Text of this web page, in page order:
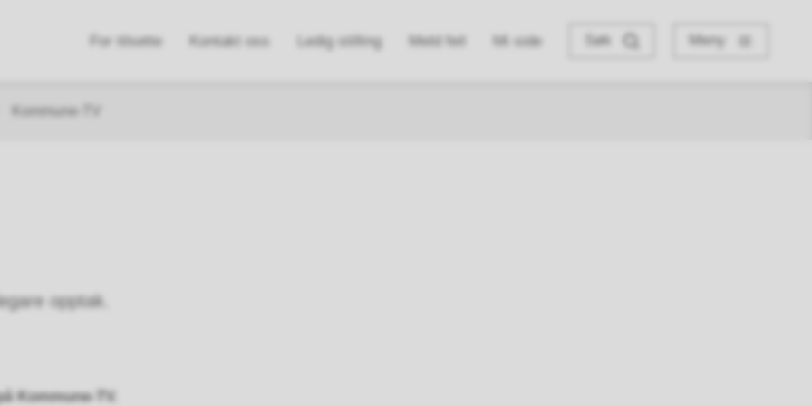
For tilsette Kontakt oss Ledig stilling Meld feil Mi side Søk Meny
Kommune-TV
opptak.
Kommune-TV.